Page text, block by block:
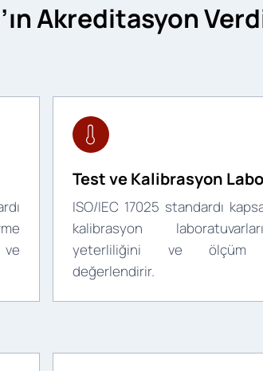
Akreditasyon
Test ve Kalibrasyon
ISO/IEC 17025 standardı
kalibrasyon
yeterliliğini ve ölçüm
değerlendirir.